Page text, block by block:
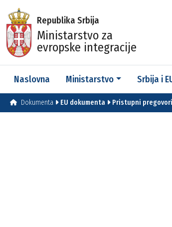
Republika Srbija
Ministarstvo za
evropske integracije
Naslovna Ministarstvo Srbija i
Dokumenta EU dokumenta Pristupni pregovori